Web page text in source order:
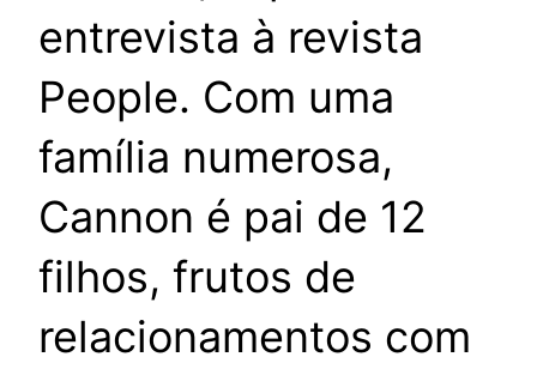
entrevista à revista
People. Com uma
família numerosa,
Cannon é pai de 12
filhos, frutos de
relacionamentos com